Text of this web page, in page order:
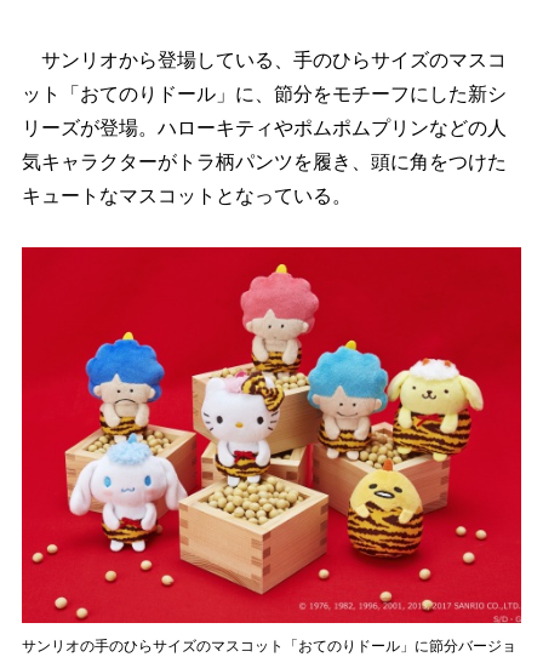
サンリオから登場している、手のひらサイズのマスコ
ット「おてのりドール」に、節分をモチーフにした新シ
リーズが登場。ハローキティやポムポムプリンなどの人
気キャラクターがトラ柄パンツを履き、頭に角をつけた
キュートなマスコットとなっている。
サンリオの手のひらサイズのマスコット「おてのりドール」に節分バージョ